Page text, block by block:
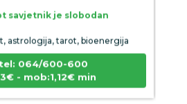
savjetnik je slobodan
astrologija, tarot, bioenergija
064/600-600
- mob:1,12€ min